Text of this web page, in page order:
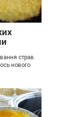
страв.
нового